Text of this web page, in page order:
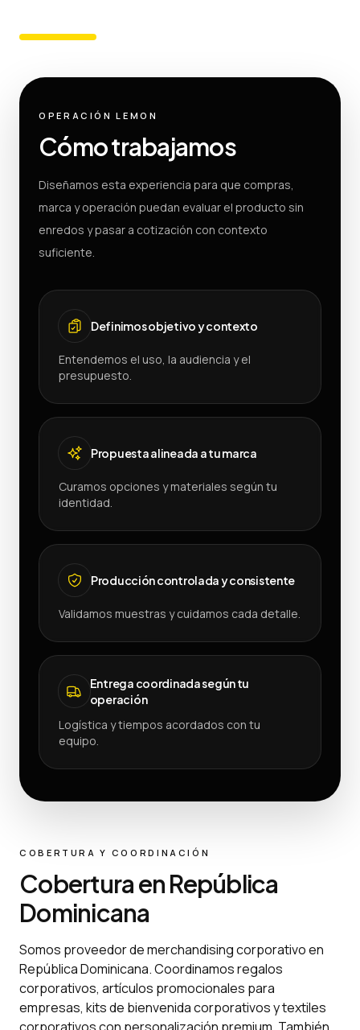
OPERACIÓN LEMON
Cómo trabajamos
Diseñamos esta experiencia para que compras,
marca y operación puedan evaluar el producto sin
enredos y pasar a cotización con contexto
suficiente.
Definimos objetivo y contexto
Entendemos el uso, la audiencia y el
presupuesto.
Propuesta alineada a tu marca
Curamos opciones y materiales según tu
identidad.
Producción controlada y consistente
Validamos muestras y cuidamos cada detalle.
Entrega coordinada según tu
operación
Logística y tiempos acordados con tu
equipo.
COBERTURA Y COORDINACIÓN
Cobertura en República
Dominicana
Somos proveedor de merchandising corporativo en
República Dominicana. Coordinamos regalos
corporativos, artículos promocionales para
empresas, kits de bienvenida corporativos y textiles
corporativos con personalización premium. También